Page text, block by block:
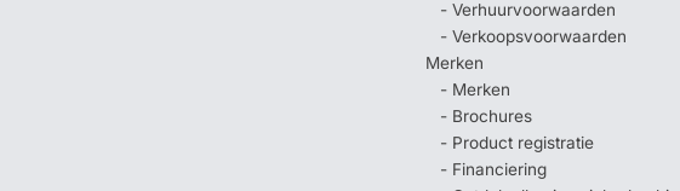
- Verhuurvoorwaarden
- Verkoopsvoorwaarden
Merken
- Merken
- Brochures
- Product registratie
- Financiering